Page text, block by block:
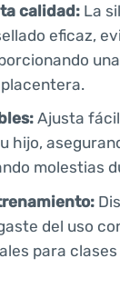
calidad: La
eficaz,
Ajusta
hijo,
molestias
del uso
para